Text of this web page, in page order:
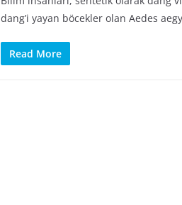
dang’i yayan böcekler olan Aedes
Read More